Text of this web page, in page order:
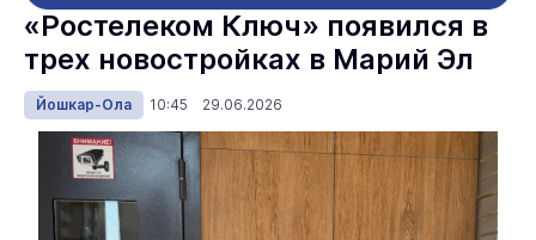
«Ростелеком Ключ» появился в
трех новостройках в Марий Эл
Йошкар-Ола 10:45 29.06.2026